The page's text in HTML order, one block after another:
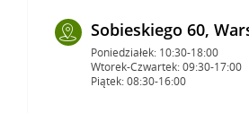
Sobieskiego 60,
Poniedziałek: 10:30-18:00
Wtorek-Czwartek: 09:30-17:00
Piątek: 08:30-16:00